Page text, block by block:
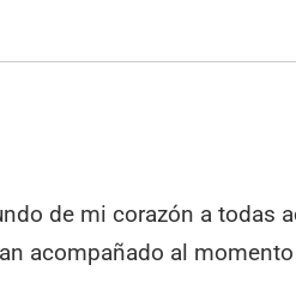
de mi corazón a todas
acompañado al